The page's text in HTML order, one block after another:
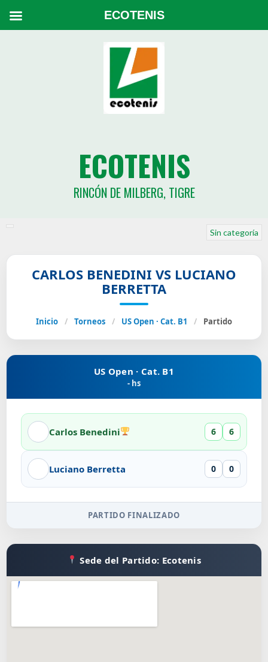
ECOTENIS
RINCÓN DE MILBERG, TIGRE
Sin categoría
CARLOS BENEDINI VS LUCIANO
BERRETTA
Inicio / Torneos / US Open · Cat. B1 / Partido
US Open · Cat. B1
- hs
Carlos Benedini 6 6
Luciano Berretta 0 0
PARTIDO FINALIZADO
Sede del Partido: Ecotenis
ECOTENIS